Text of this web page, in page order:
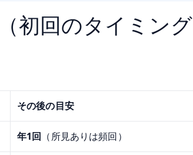
初回のタイミング
その後の目安
年1回 （所見ありは頻回）